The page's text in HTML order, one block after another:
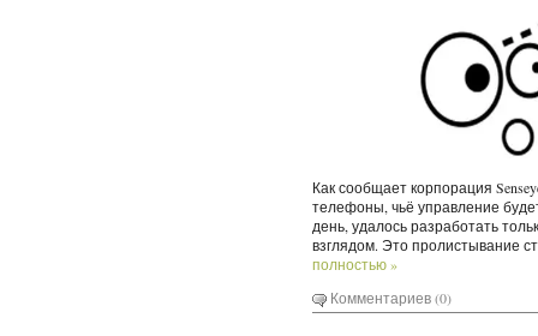
Как сообщает корпорация
телефоны, чьё управление
день, удалось разработать
взглядом. Это пролистывание
полностью »
Комментариев (0)